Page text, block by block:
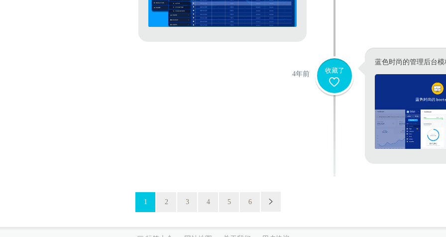
4年前 收藏了
蓝色时尚的管理后台
1 2 3 4 5 6